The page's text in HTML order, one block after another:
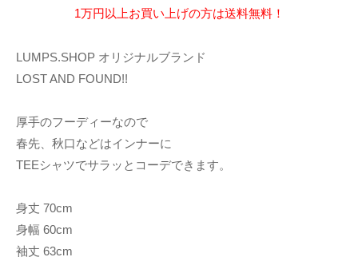
1万円以上お買い上げの方は送料無料！
LUMPS.SHOP オリジナルブランド
LOST AND FOUND!!
厚手のフーディーなので
春先、秋口などはインナーに
TEEシャツでサラッとコーデできます。
身丈 70cm
身幅 60cm
袖丈 63cm